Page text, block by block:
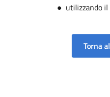
● utilizzando il
Torna